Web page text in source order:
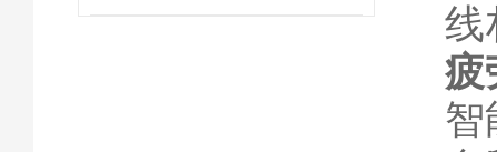
线
疲
智